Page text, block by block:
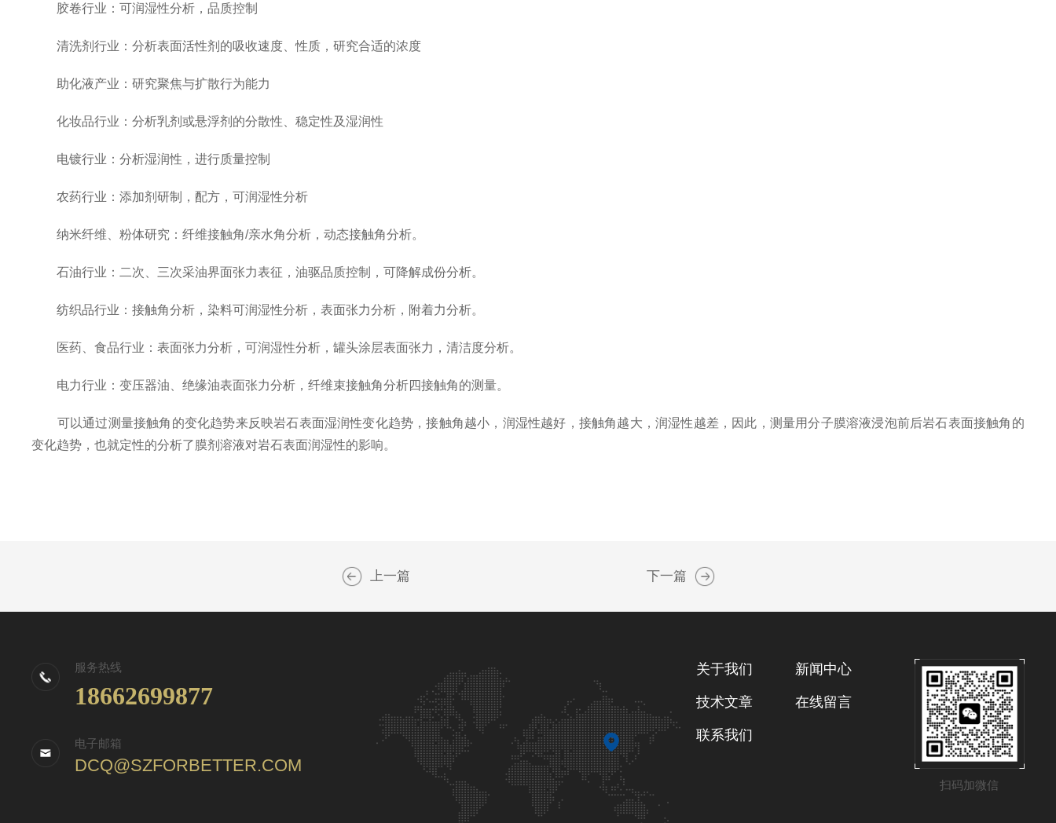
胶卷行业：可润湿性分析，品质控制
清洗剂行业：分析表面活性剂的吸收速度、性质，研究合适的浓度
助化液产业：研究聚焦与扩散行为能力
化妆品行业：分析乳剂或悬浮剂的分散性、稳定性及湿润性
电镀行业：分析湿润性，进行质量控制
农药行业：添加剂研制，配方，可润湿性分析
纳米纤维、粉体研究：纤维接触角/亲水角分析，动态接触角分析。
石油行业：二次、三次采油界面张力表征，油驱品质控制，可降解成份分析。
纺织品行业：接触角分析，染料可润湿性分析，表面张力分析，附着力分析。
医药、食品行业：表面张力分析，可润湿性分析，罐头涂层表面张力，清洁度分析。
电力行业：变压器油、绝缘油表面张力分析，纤维束接触角分析四接触角的测量。
可以通过测量接触角的变化趋势来反映岩石表面湿润性变化趋势，接触角越小，润湿性越好，接触角越大，润湿性越差，因此，测量用分子膜溶液浸泡前后岩石表面接触角的
变化趋势，也就定性的分析了膜剂溶液对岩石表面润湿性的影响。
上一篇 下一篇
服务热线
18662699877
电子邮箱
DCQ@SZFORBETTER.COM
扫码加微信
关于我们 新闻中心
技术文章 在线留言
联系我们